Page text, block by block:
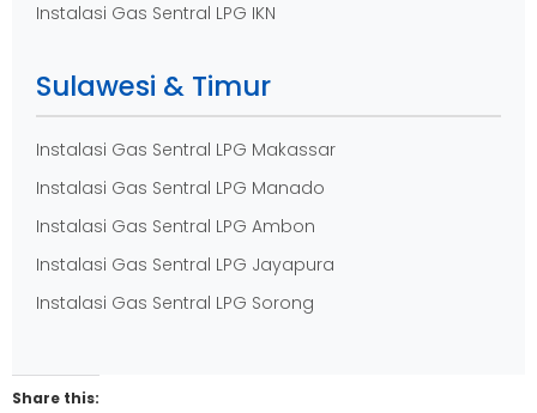
Instalasi Gas Sentral LPG IKN
Sulawesi & Timur
Instalasi Gas Sentral LPG Makassar
Instalasi Gas Sentral LPG Manado
Instalasi Gas Sentral LPG Ambon
Instalasi Gas Sentral LPG Jayapura
Instalasi Gas Sentral LPG Sorong
Share this: